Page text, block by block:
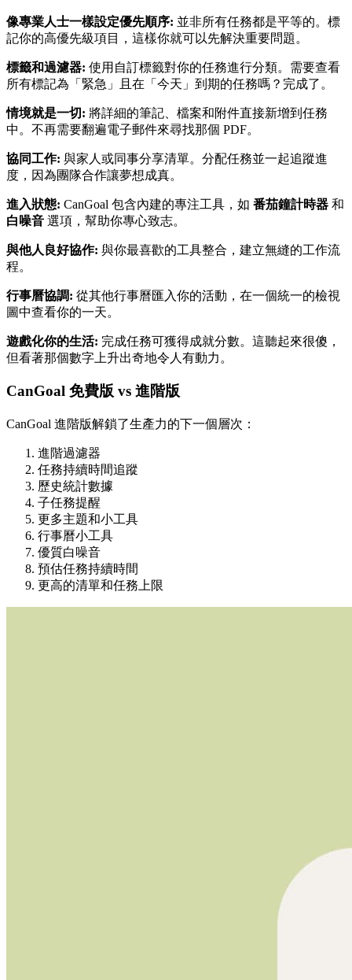
像專業人士一樣設定優先順序: 並非所有任務都是平等的。標
記你的高優先級項目，這樣你就可以先解決重要問題。
標籤和過濾器: 使用自訂標籤對你的任務進行分類。需要查看
所有標記為「緊急」且在「今天」到期的任務嗎？完成了。
情境就是一切: 將詳細的筆記、檔案和附件直接新增到任務
中。不再需要翻遍電子郵件來尋找那個 PDF。
協同工作: 與家人或同事分享清單。分配任務並一起追蹤進
度，因為團隊合作讓夢想成真。
進入狀態: CanGoal 包含內建的專注工具，如 番茄鐘計時器 和
白噪音 選項，幫助你專心致志。
與他人良好協作: 與你最喜歡的工具整合，建立無縫的工作流
程。
行事曆協調: 從其他行事曆匯入你的活動，在一個統一的檢視
圖中查看你的一天。
遊戲化你的生活: 完成任務可獲得成就分數。這聽起來很傻，
但看著那個數字上升出奇地令人有動力。
CanGoal 免費版 vs 進階版
CanGoal 進階版解鎖了生產力的下一個層次：
進階過濾器
任務持續時間追蹤
歷史統計數據
子任務提醒
更多主題和小工具
行事曆小工具
優質白噪音
預估任務持續時間
更高的清單和任務上限